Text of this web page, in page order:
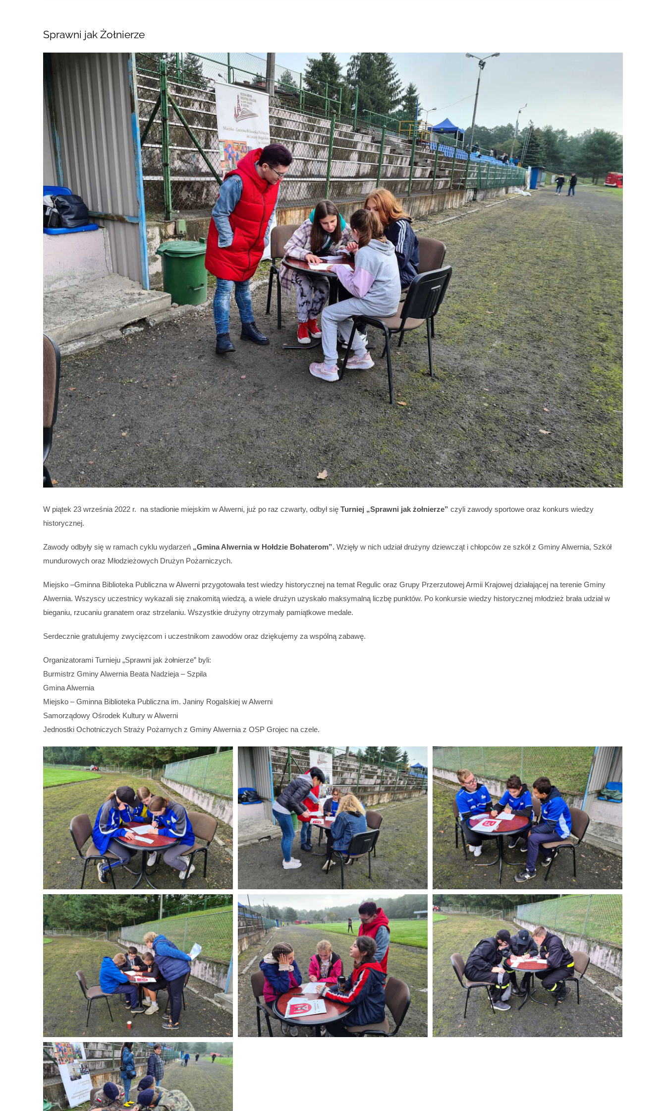
Sprawni jak Żołnierze
obrazek
W piątek 23 września 2022 r. na stadionie miejskim w Alwerni, już po raz czwarty, odbył się Turniej „Sprawni jak żołnierze” czyli zawody sportowe oraz konkurs wiedzy
historycznej.
Zawody odbyły się w ramach cyklu wydarzeń „Gmina Alwernia w Hołdzie Bohaterom”.Wzięły w nich udział drużyny dziewcząt i chłopców ze szkół z Gminy Alwernia, Szkół
mundurowych oraz Młodzieżowych Drużyn Pożarniczych.
Miejsko –Gminna Biblioteka Publiczna w Alwerni przygotowała test wiedzy historycznej na temat Regulic oraz Grupy Przerzutowej Armii Krajowej działającej na terenie Gminy
Alwernia. Wszyscy uczestnicy wykazali się znakomitą wiedzą, a wiele drużyn uzyskało maksymalną liczbę punktów. Po konkursie wiedzy historycznej młodzież brała udział w
bieganiu, rzucaniu granatem oraz strzelaniu. Wszystkie drużyny otrzymały pamiątkowe medale.
Serdecznie gratulujemy zwycięzcom i uczestnikom zawodów oraz dziękujemy za wspólną zabawę.
Organizatorami Turnieju „Sprawni jak żołnierze” byli:
Burmistrz Gminy Alwernia Beata Nadzieja – Szpila
Gmina Alwernia
Miejsko – Gminna Biblioteka Publiczna im. Janiny Rogalskiej w Alwerni
Samorządowy Ośrodek Kultury w Alwerni
Jednostki Ochotniczych Straży Pożarnych z Gminy Alwernia z OSP Grojec na czele.